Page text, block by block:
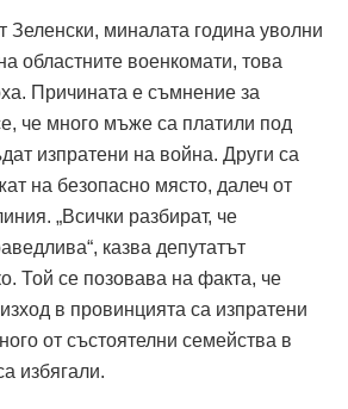
Зеленски, миналата година уволни
областните военкомати, това
Причината е съмнение за
че много мъже са платили под
изпратени на война. Други са
на безопасно място, далеч от
„Всички разбират, че
казва депутатът
Той се позовава на факта, че
в провинцията са изпратени
от състоятелни семейства в
избягали.